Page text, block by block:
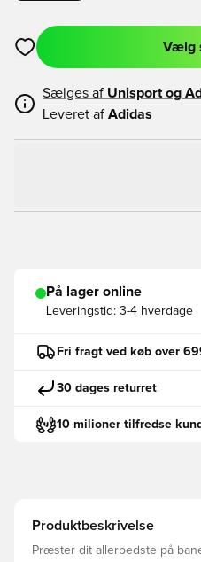
Åbner en Modal til at logge
Vælg
Sælges af Unisport og
Leveret af Adidas
På lager online
Leveringstid: 3-4 hverdage
Fri fragt ved køb over
30 dages returret
10 milioner tilfredse
Produktbeskrivelse
Præster dit allerbedste på